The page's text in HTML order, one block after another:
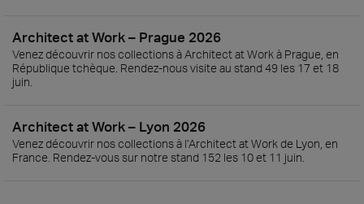
Architect at Work – Prague 2026
Venez découvrir nos collections à Architect at Work à Prague, en
République tchèque. Rendez-nous visite au stand 49 les 17 et 18
juin.
Architect at Work – Lyon 2026
Venez découvrir nos collections à l’Architect at Work de Lyon, en
France. Rendez-vous sur notre stand 152 les 10 et 11 juin.